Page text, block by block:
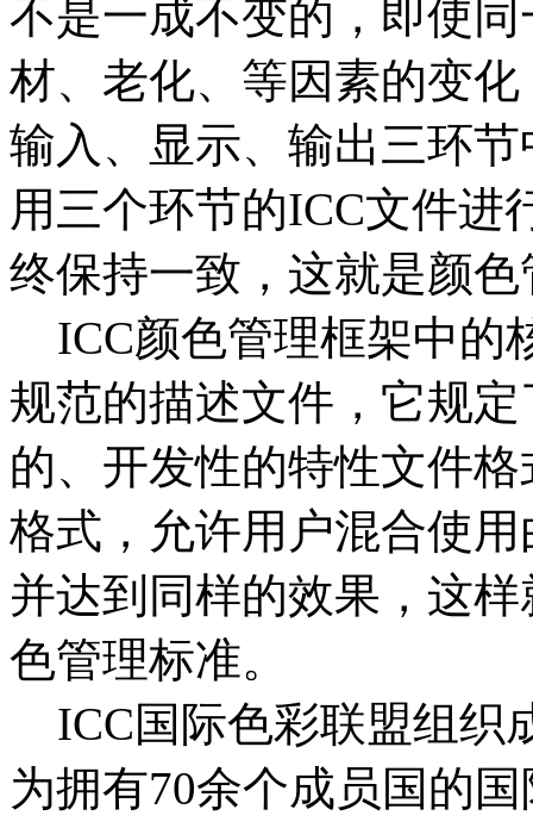
不是一成不变的，即使
材、老化、等因素的变
输入、显示、输出三环
用三个环节的ICC文件进
终保持一致，这就是颜
ICC颜色管理框架中的
规范的描述文件，它规
的、开发性的特性文件
格式，允许用户混合使
并达到同样的效果，这
色管理标准。
ICC国际色彩联盟组织
为拥有70余个成员国的